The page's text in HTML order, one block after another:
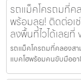
รถแม็คโครถมที่ค
พร้อมลุย! ติดต่อเ
ลงพื้นที่ไวได้เลย
รถแม็คโครถมที่คลองสา
แบคโฮพร้อมคนขับมืออา